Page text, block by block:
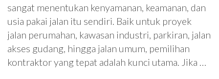
sangat menentukan kenyamanan, keamanan, dan
usia pakai jalan itu sendiri. Baik untuk proyek
jalan perumahan, kawasan industri, parkiran, jalan
akses gudang, hingga jalan umum, pemilihan
kontraktor yang tepat adalah kunci utama. Jika …